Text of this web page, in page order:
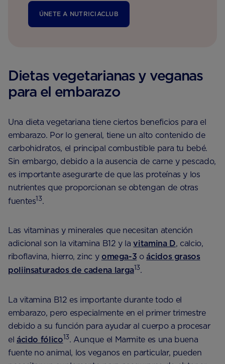
ÚNETE A NUTRICIACLUB
Dietas vegetarianas y veganas
para el embarazo
Una dieta vegetariana tiene ciertos beneficios para el
embarazo. Por lo general, tiene un alto contenido de
carbohidratos, el principal combustible para tu bebé.
Sin embargo, debido a la ausencia de carne y pescado,
es importante asegurarte de que las proteínas y los
nutrientes que proporcionan se obtengan de otras
fuentes13.
Las vitaminas y minerales que necesitan atención
adicional son la vitamina B12 y lavitamina D, calcio,
riboflavina, hierro, zinc y omega-3 oácidos grasos
poliinsaturados de cadena larga13.
La vitamina B12 es importante durante todo el
embarazo, pero especialmente en el primer trimestre
debido a su función para ayudar al cuerpo a procesar
el ácido fólico13. Aunque el Marmite es una buena
fuente no animal, los veganos en particular, pueden